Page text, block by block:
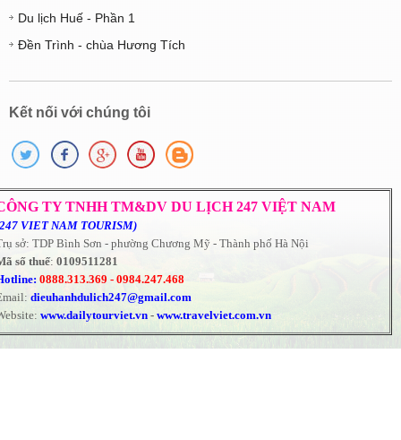
Du lịch Huế - Phần 1
Đền Trình - chùa Hương Tích
Kết nối với chúng tôi
TY TNHH TM&DV DU LỊCH 247 VIỆT NAM
VIET NAM TOURISM)
sở: TDP Bình Sơn - phường Chương Mỹ - Thành phố Hà Nội
số thuế: 0109511281
0888.313.369 - 0984.247.468
dieuhanhdulich247@gmail.com
www.dailytourviet.vn- www.travelviet.com.vn